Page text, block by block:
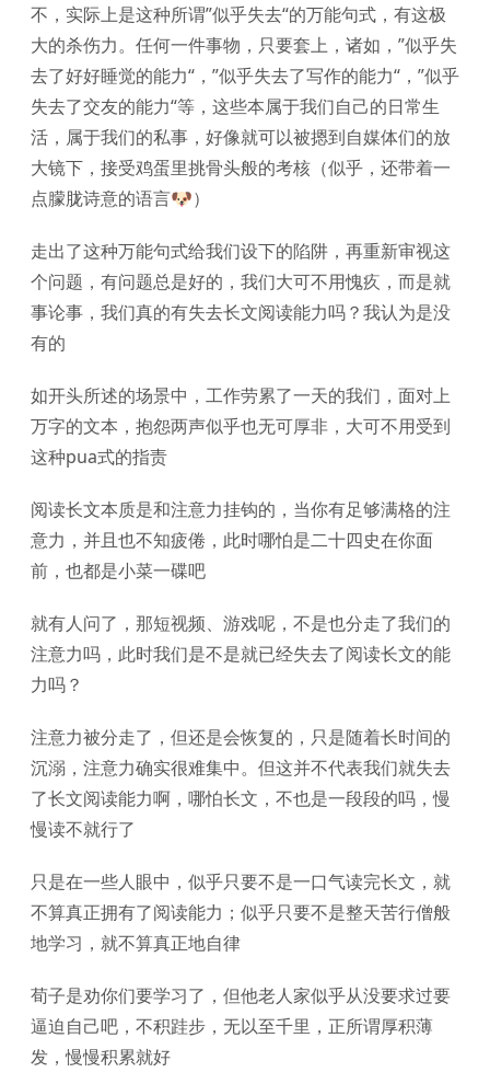
不，实际上是这种所谓”似乎失去“的万能句式，有这极
大的杀伤力。任何一件事物，只要套上，诸如，”似乎失
去了好好睡觉的能力“，”似乎失去了写作的能力“，”似乎
失去了交友的能力“等，这些本属于我们自己的日常生
活，属于我们的私事，好像就可以被摁到自媒体们的放
大镜下，接受鸡蛋里挑骨头般的考核（似乎，还带着一
点朦胧诗意的语言🐶）
走出了这种万能句式给我们设下的陷阱，再重新审视这
个问题，有问题总是好的，我们大可不用愧疚，而是就
事论事，我们真的有失去长文阅读能力吗？我认为是没
有的
如开头所述的场景中，工作劳累了一天的我们，面对上
万字的文本，抱怨两声似乎也无可厚非，大可不用受到
这种pua式的指责
阅读长文本质是和注意力挂钩的，当你有足够满格的注
意力，并且也不知疲倦，此时哪怕是二十四史在你面
前，也都是小菜一碟吧
就有人问了，那短视频、游戏呢，不是也分走了我们的
注意力吗，此时我们是不是就已经失去了阅读长文的能
力吗？
注意力被分走了，但还是会恢复的，只是随着长时间的
沉溺，注意力确实很难集中。但这并不代表我们就失去
了长文阅读能力啊，哪怕长文，不也是一段段的吗，慢
慢读不就行了
只是在一些人眼中，似乎只要不是一口气读完长文，就
不算真正拥有了阅读能力；似乎只要不是整天苦行僧般
地学习，就不算真正地自律
荀子是劝你们要学习了，但他老人家似乎从没要求过要
逼迫自己吧，不积跬步，无以至千里，正所谓厚积薄
发，慢慢积累就好